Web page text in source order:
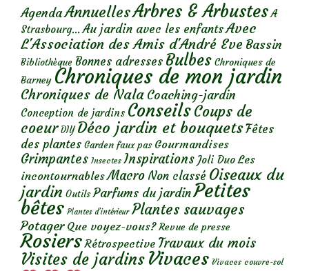
AgendaAnnuellesArbres & Arbustes A
Strasbourg... Au jardin avec les enfantsAvec
L'Association des Amis d'André Eve Bassin
Bibliothèque Bonnes adresses Bulbes Chroniques de
Barney Chroniques de mon jardin
Chroniques de Nala Coaching-jardin
Conception de jardins ConseilsCoups de
coeur DIY Déco jardin et bouquetsFêtes
des plantes Garden faux pas Gourmandises
Grimpantes Insectes Inspirations Joli Duo Les
incontournables Macro Non classé Oiseaux du
jardin Outils Parfums du jardinPetites
bêtes Plantes d’intérieur Plantes sauvages
Potager Que voyez-vous? Revue de presse
Rosiers Rétrospective Travaux du mois
Visites de jardins Vivaces Vivaces couvre-sol